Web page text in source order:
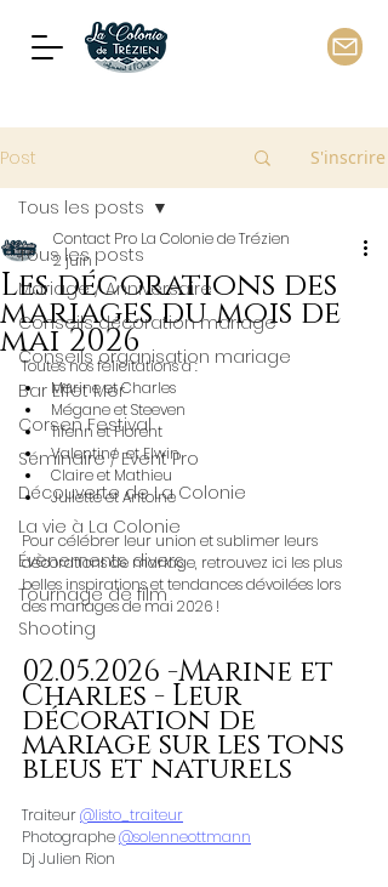
Post S'inscrire
Tous les posts
Mariage / Anniversaire
Conseils décoration mariage
Conseils organisation mariage
Bar Effet Mer
Corsen Festival
Séminaire / Event Pro
Découverte de La Colonie
La vie à La Colonie
Évènements divers
Tournage de film
Shooting
Tous les posts
Les décorations des
mariages du mois de
mai 2026
Contact Pro La Colonie de Trézien
2 juin
Toutes nos félicitations à :
Marine et Charles
Mégane et Steeven
Tifenn et Florent
Valentine  et Elwin
Claire et Mathieu
Juliette et Antoine
Pour célébrer leur union et sublimer leurs
décorations de mariage, retrouvez ici les plus
belles inspirations et tendances dévoilées lors
des mariages de mai 2026 !
02.05.2026 -Marine et
Charles - Leur
décoration de
mariage sur les tons
bleus et naturels
Traiteur @listo_traiteur
Photographe @solenneottmann
Dj Julien Rion